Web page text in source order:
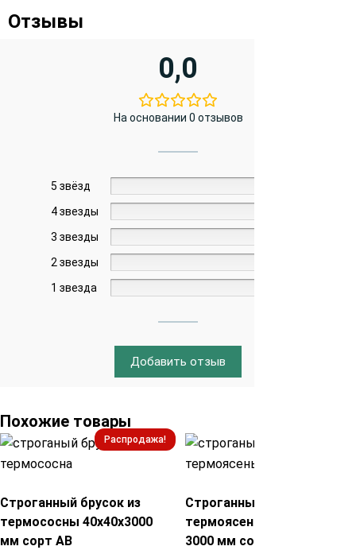
Отзывы
0,0
На основании 0 отзывов
5 звёзд
4 звезды
3 звезды
2 звезды
1 звезда
Добавить отзыв
Похожие товары
Распродажа!
Строганный брусок из
термососны 40х40х3000
мм сорт АВ
Строганный брусок из
термоясеня 40х40х600-
3000 мм сорт Экстра